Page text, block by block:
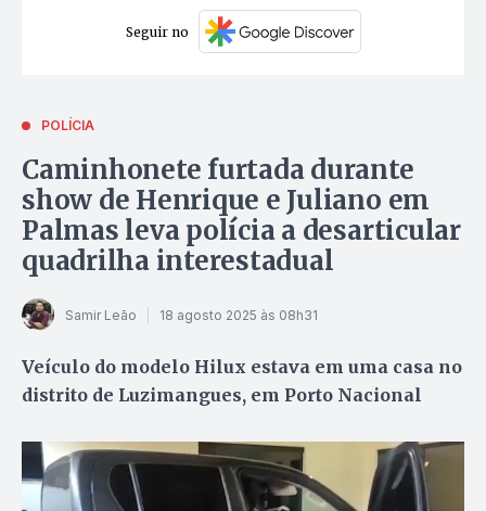
Seguir no
POLÍCIA
Caminhonete furtada durante
show de Henrique e Juliano em
Palmas leva polícia a desarticular
quadrilha interestadual
Samir Leão 18 agosto 2025 às 08h31
Veículo do modelo Hilux estava em uma casa no
distrito de Luzimangues, em Porto Nacional